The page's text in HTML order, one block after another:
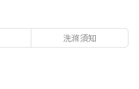
洗滌須知